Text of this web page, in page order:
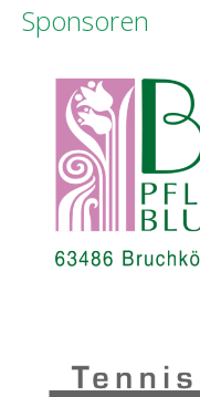
Sponsoren